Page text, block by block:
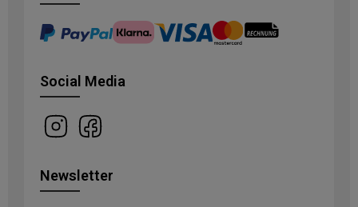
Social Media
Newsletter